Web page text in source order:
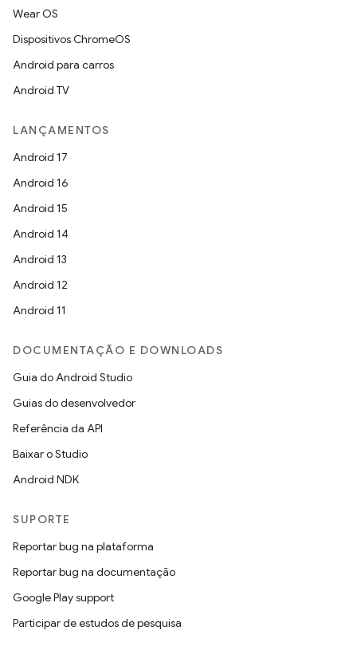
Wear OS
Dispositivos ChromeOS
Android para carros
Android TV
LANÇAMENTOS
Android 17
Android 16
Android 15
Android 14
Android 13
Android 12
Android 11
DOCUMENTAÇÃO E DOWNLOADS
Guia do Android Studio
Guias do desenvolvedor
Referência da API
Baixar o Studio
Android NDK
SUPORTE
Reportar bug na plataforma
Reportar bug na documentação
Google Play support
Participar de estudos de pesquisa